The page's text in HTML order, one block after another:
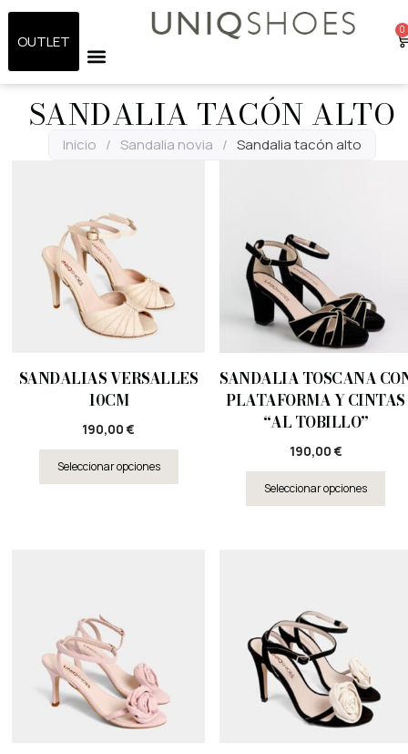
OUTLET
0
SANDALIA TACÓN ALTO
Inicio / Sandalia novia / Sandalia tacón alto
SANDALIAS VERSALLES
10CM
190,00€
Seleccionar opciones
SANDALIA TOSCANA
PLATAFORMA Y CINTAS
“AL TOBILLO”
190,00 €
Seleccionar opciones